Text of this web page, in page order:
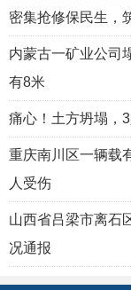
密集抢修保民生，
内蒙古一矿业公司
有8米
痛心！土方坍塌，3
重庆南川区一辆载
人受伤
山西省吕梁市离石
况通报